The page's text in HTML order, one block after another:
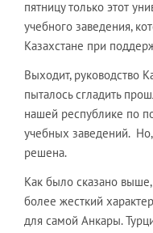
пятницу только этот
учебного заведения,
Казахстане при
Выходит, руководство
пыталось сгладить
нашей республике по
учебных заведений.
решена.
Как было сказано
более жесткий
для самой Анкары.